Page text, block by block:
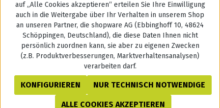
auf „Alle Cookies akzeptieren“ erteilen Sie Ihre Einwilligung
auch in die Weitergabe über Ihr Verhalten in unserem Shop
an unseren Partner, die shopware AG (Ebbinghoff 10, 48624
Schöppingen, Deutschland), die diese Daten Ihnen nicht
persönlich zuordnen kann, sie aber zu eigenen Zwecken
(z.B. Produktverbesserungen, Marktverhaltensanalysen)
verarbeiten darf.
NUR TECHNISCH NOTWENDIGE
KONFIGURIEREN
ALLE COOKIES AKZEPTIEREN